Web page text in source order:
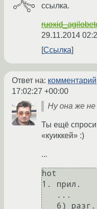
ссылка.
29.11.2014
Ссылка
Ответ на: комментарий
17:02:27 +00:00
Ну она же не
Ты ещё
«куиккей» :)
...
hot
1. прил.